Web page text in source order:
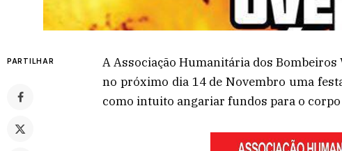
PARTILHAR
A Associação Humanitária dos
no próximo dia 14 de Novembro uma
como intuito angariar fundos para o